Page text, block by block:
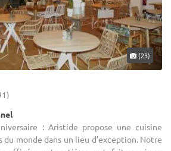
(23)
: Aristide propose une cuisine
monde dans un lieu d’exception. Notre